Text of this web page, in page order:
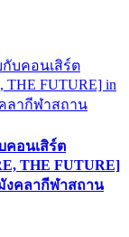
คอนเสิร์ต
THE FUTURE]
งคลากีฬาสถาน